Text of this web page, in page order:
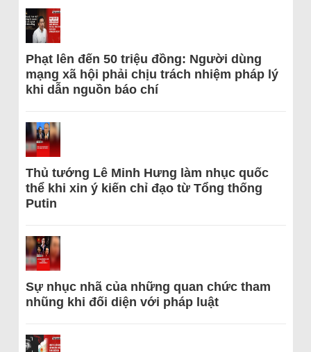
Phạt lên đến 50 triệu đồng: Người dùng
mạng xã hội phải chịu trách nhiệm pháp lý
khi dẫn nguồn báo chí
Thủ tướng Lê Minh Hưng làm nhục quốc
thể khi xin ý kiến chỉ đạo từ Tổng thống
Putin
Sự nhục nhã của những quan chức tham
nhũng khi đối diện với pháp luật